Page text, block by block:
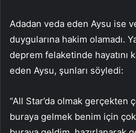
Adadan veda eden Aysu ise
duygularına hakim olamadı.
deprem felaketinde hayatını
eden Aysu, şunları söyledi:
“All Star’da olmak
buraya gelmek benim için